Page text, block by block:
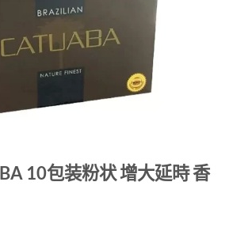
10包装粉状 增大延時 香